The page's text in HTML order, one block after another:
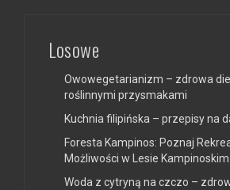
Losowe
Owowegetarianizm – zdrowa
roślinnymi przysmakami
Kuchnia filipińska – przepisy na
Foresta Kampinos: Poznaj
Możliwości w Lesie Kampinoskim
Woda z cytryną na czczo –